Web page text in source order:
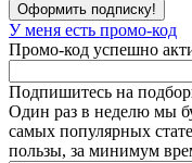
Оформить подписку!
У меня есть промо-код
Промо-код успешно
Подпишитесь на
Один раз в неделю мы
самых популярных
пользы, за минимум